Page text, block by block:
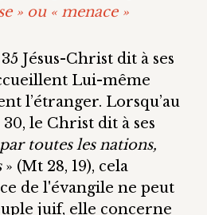
» ou « menace »
Jésus-Christ dit à ses
Lui-même
l’étranger. Lorsqu’au
le Christ dit à ses
toutes les nations,
» (Mt 28, 19), cela
de l'évangile ne peut
juif, elle concerne